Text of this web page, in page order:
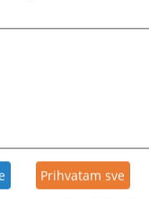
(ZK
državnog
referent
Prihvatam sve